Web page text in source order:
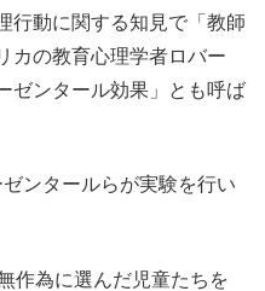
行動に関する知見で「教師
カの教育心理学者ロバー
ゼンタール効果」とも呼ば
ンタールらが実験を行い
作為に選んだ児童たちを